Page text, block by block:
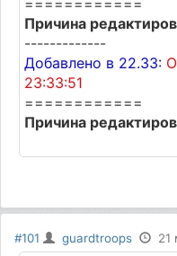
Причина
-------------
Добавлено в 22.33:
23:33:51
============
Причина
#101 guardtroops 21